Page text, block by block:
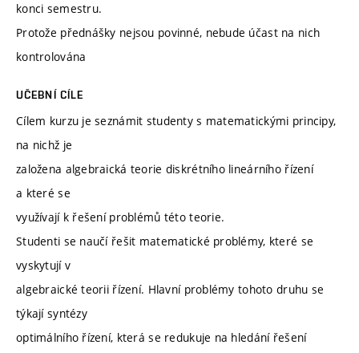
konci semestru.
Protože přednášky nejsou povinné, nebude účast na nich
kontrolována
UČEBNÍ CÍLE
Cílem kurzu je seznámit studenty s matematickými principy,
na nichž je
založena algebraická teorie diskrétního lineárního řízení
a které se
využívají k řešení problémů této teorie.
Studenti se naučí řešit matematické problémy, které se
vyskytují v
algebraické teorii řízení. Hlavní problémy tohoto druhu se
týkají syntézy
optimálního řízení, která se redukuje na hledání řešení